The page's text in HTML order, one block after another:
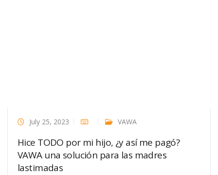
July 25, 2023 VAWA
Hice TODO por mi hijo, ¿y así me pagó?
VAWA una solución para las madres
lastimadas